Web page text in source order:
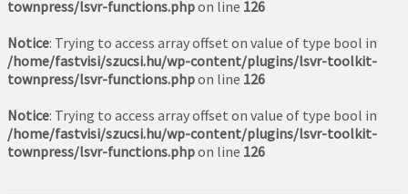
townpress/lsvr-functions.phpon line 126
Notice: Trying to access array offset on value of type bool in
/home/fastvisi/szucsi.hu/wp-content/plugins/lsvr-toolkit-
townpress/lsvr-functions.phpon line 126
Notice: Trying to access array offset on value of type bool in
/home/fastvisi/szucsi.hu/wp-content/plugins/lsvr-toolkit-
townpress/lsvr-functions.phpon line 126